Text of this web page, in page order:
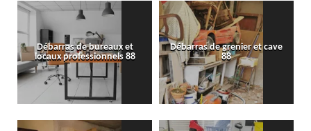
Débarras de bureaux et
locaux professionnels 88
Débarras de grenier et cave
88